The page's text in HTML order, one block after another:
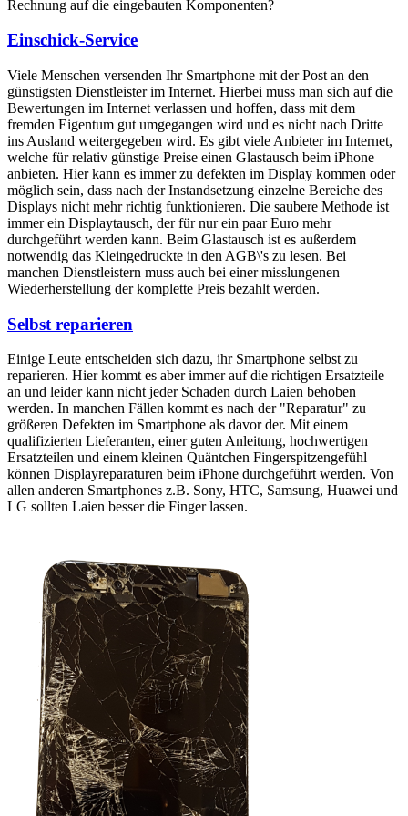
Rechnung auf die eingebauten Komponenten?
Einschick-Service
Viele Menschen versenden Ihr Smartphone mit der Post an den
günstigsten Dienstleister im Internet. Hierbei muss man sich auf die
Bewertungen im Internet verlassen und hoffen, dass mit dem
fremden Eigentum gut umgegangen wird und es nicht nach Dritte
ins Ausland weitergegeben wird. Es gibt viele Anbieter im Internet,
welche für relativ günstige Preise einen Glastausch beim iPhone
anbieten. Hier kann es immer zu defekten im Display kommen oder
möglich sein, dass nach der Instandsetzung einzelne Bereiche des
Displays nicht mehr richtig funktionieren. Die saubere Methode ist
immer ein Displaytausch, der für nur ein paar Euro mehr
durchgeführt werden kann. Beim Glastausch ist es außerdem
notwendig das Kleingedruckte in den AGB\'s zu lesen. Bei
manchen Dienstleistern muss auch bei einer misslungenen
Wiederherstellung der komplette Preis bezahlt werden.
Selbst reparieren
Einige Leute entscheiden sich dazu, ihr Smartphone selbst zu
reparieren. Hier kommt es aber immer auf die richtigen Ersatzteile
an und leider kann nicht jeder Schaden durch Laien behoben
werden. In manchen Fällen kommt es nach der "Reparatur" zu
größeren Defekten im Smartphone als davor der. Mit einem
qualifizierten Lieferanten, einer guten Anleitung, hochwertigen
Ersatzteilen und einem kleinen Quäntchen Fingerspitzengefühl
können Displayreparaturen beim iPhone durchgeführt werden. Von
allen anderen Smartphones z.B. Sony, HTC, Samsung, Huawei und
LG sollten Laien besser die Finger lassen.